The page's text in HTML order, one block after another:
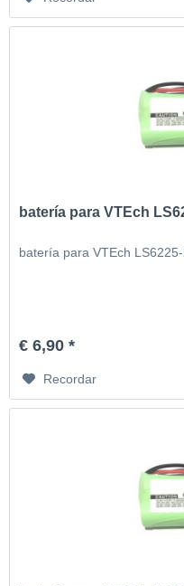
batería para VTEch
batería para VTEch
€ 6,90 *
Recordar